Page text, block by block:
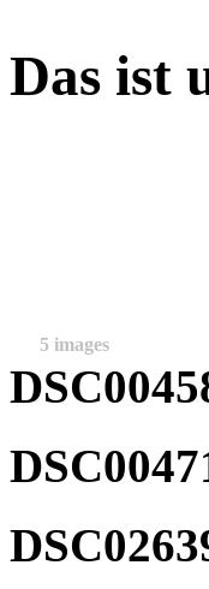
Das ist
5 images